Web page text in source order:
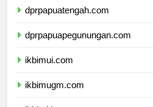
dprpapuatengah.com
dprpapuapegunungan.com
ikbimui.com
ikbimugm.com